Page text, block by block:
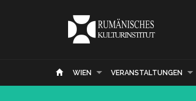
WIEN VERANSTALTUNGEN